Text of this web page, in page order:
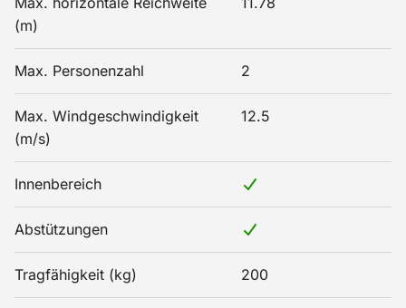
(m)
Max. Personenzahl 2
Max. Windgeschwindigkeit
(m/s)
12.5
Innenbereich
Abstützungen
Tragfähigkeit (kg) 200